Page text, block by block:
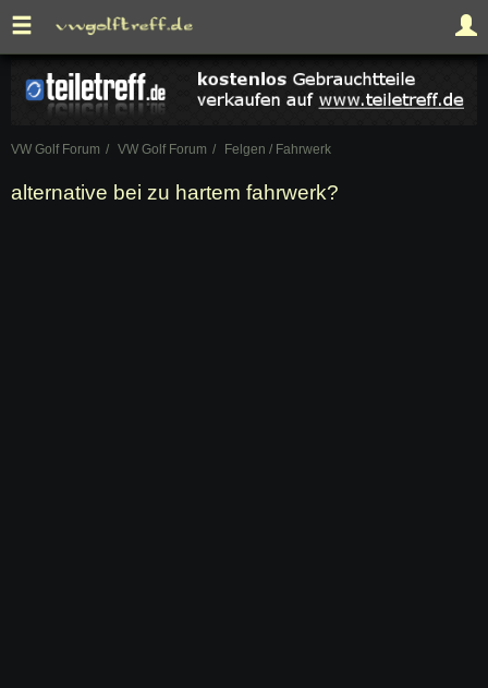
VW Golf Forum VW Golf Forum Felgen / Fahrwerk
alternative bei zu hartem fahrwerk?